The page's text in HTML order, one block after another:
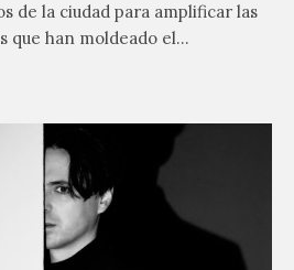
de la ciudad para amplificar las
que han moldeado el…